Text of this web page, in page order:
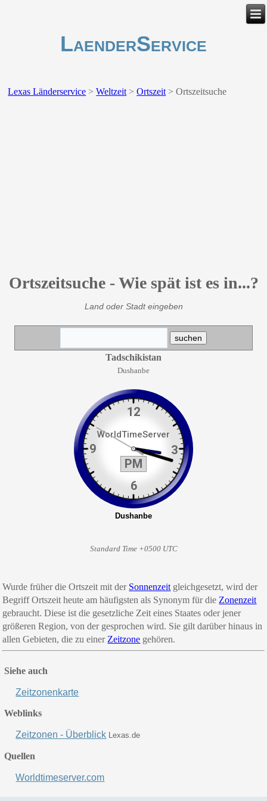
LaenderService
Lexas Länderservice >Weltzeit>Ortszeit>Ortszeitsuche
Ortszeitsuche - Wie spät ist es in...?
Land oder Stadt eingeben
Tadschikistan
Dushanbe
Standard Time +0500 UTC
Wurde früher die Ortszeit mit der Sonnenzeit gleichgesetzt, wird der
BegriffOrtszeitheute am häufigsten als Synonym fürdie Zonenzeit
gebraucht. Diese ist die gesetzliche Zeit eines Staates oder jener
größeren Region, von der gesprochen wird. Sie gilt darüber hinaus in
allen Gebieten, die zu einer Zeitzone gehören.
Siehe auch
Zeitzonenkarte
Weblinks
Zeitzonen - Überblick Lexas.de
Quellen
Worldtimeserver.com